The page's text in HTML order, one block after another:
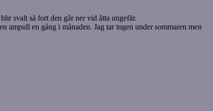
svalt så fort den går ner vid åtta ungefär.
en gång i månaden. Jag tar ingen under sommaren men